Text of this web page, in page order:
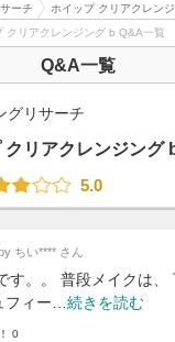
ーチ ホイップ クリアクレン
クリアクレンジング b Q&A一覧
Q&A一覧
グリサーチ
クリアクレンジング
5.0
ちい**** さん
す。。 普段メイクは
フィー… 続きを読む
0